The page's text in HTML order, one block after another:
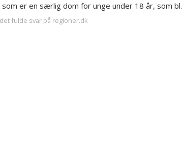
er en særlig dom for unge under 18 år, som bl.
fulde svar på regioner.dk